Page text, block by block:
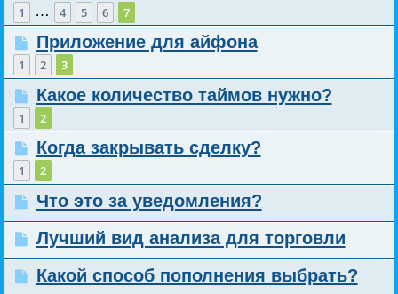
1 … 4 5 6 7
Приложение для айфона
1 2 3
Какое количество таймов нужно?
1 2
Когда закрывать сделку?
1 2
Что это за уведомления?
Лучший вид анализа для торговли
Какой способ пополнения выбрать?